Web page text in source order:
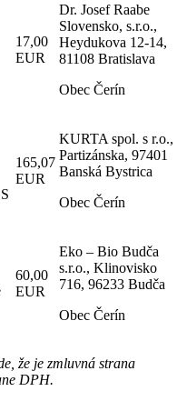
17,00
EUR
Dr. Josef Raabe
Slovensko, s.r.o.,
Heydukova 12-14,
81108 Bratislava
Obec Čerín
165,07
EUR
KURTA spol. s r.o.,
Partizánska, 97401
Banská Bystrica
Obec Čerín
60,00
EUR
Eko – Bio Budča
s.r.o., Klinovisko
716, 96233 Budča
Obec Čerín
že je zmluvná strana
DPH.